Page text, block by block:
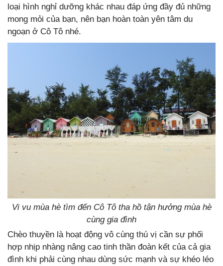
loại hình nghỉ dưỡng khác nhau đáp ứng đầy đủ những
mong mỏi của bạn, nên bạn hoàn toàn yên tâm du
ngoạn ở Cô Tô nhé.
Vi vu mùa hè tìm đến Cô Tô tha hồ tận hưởng mùa hè
cùng gia đình
Chèo thuyền là hoạt động vô cùng thú vị cần sự phối
hợp nhịp nhàng nâng cao tinh thần đoàn kết của cả gia
đình khi phải cùng nhau dùng sức mạnh và sự khéo léo